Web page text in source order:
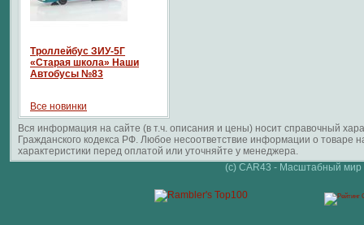
Троллейбус ЗИУ-5Г
«Старая школа» Наши
Автобусы №83
Все новинки
Вся информация на сайте (в т.ч. описания и цены) носит справочный
Гражданского кодекса РФ. Любое несоответствие информации о
характеристики перед оплатой или уточняйте у менеджера.
(c) CAR43 - Масштабный мир